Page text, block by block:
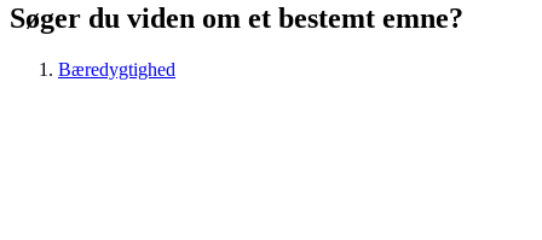
Søger du viden om et bestemt emne?
Bæredygtighed